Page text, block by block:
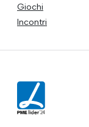
Giochi
Incontri